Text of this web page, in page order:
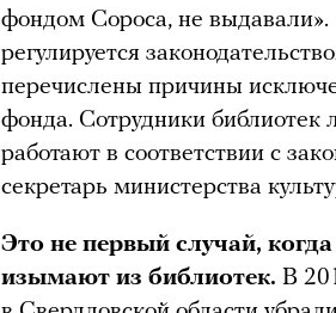
фондом Сороса, не выдавали».
регулируется
перечислены причины
фонда. Сотрудники библиотек
работают в соответствии с
секретарь министерства
Это не первый случай,
изымают из библиотек. В